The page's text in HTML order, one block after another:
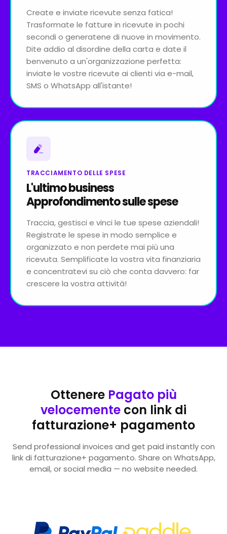
Create e inviate ricevute senza fatica!
Trasformate le fatture in ricevute in pochi
secondi o generatene di nuove in movimento.
Dite addio al disordine della carta e date il
benvenuto a un'organizzazione perfetta:
inviate le vostre ricevute ai clienti via e-mail,
SMS o WhatsApp all'istante!
TRACCIAMENTO DELLE SPESE
L'ultimo business
Approfondimento sulle spese
Traccia, gestisci e vinci le tue spese aziendali!
Registrate le spese in modo semplice e
organizzato e non perdete mai più una
ricevuta. Semplificate la vostra vita finanziaria
e concentratevi su ciò che conta davvero: far
crescere la vostra attività!
Ottenere Pagato più
velocemente con link di
fatturazione+ pagamento
Send professional invoices and get paid instantly con
link di fatturazione+ pagamento. Share on WhatsApp,
email, or social media — no website needed.